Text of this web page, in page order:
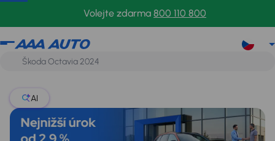
Volejte zdarma 800 110 800
Porsche
AI